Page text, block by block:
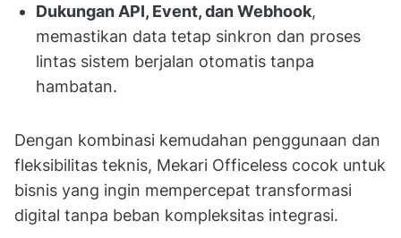
Dukungan API, Event, dan Webhook,
memastikan data tetap sinkron dan proses
lintas sistem berjalan otomatis tanpa
hambatan.
Dengan kombinasi kemudahan penggunaan dan
fleksibilitas teknis, Mekari Officeless cocok untuk
bisnis yang ingin mempercepat transformasi
digital tanpa beban kompleksitas integrasi.